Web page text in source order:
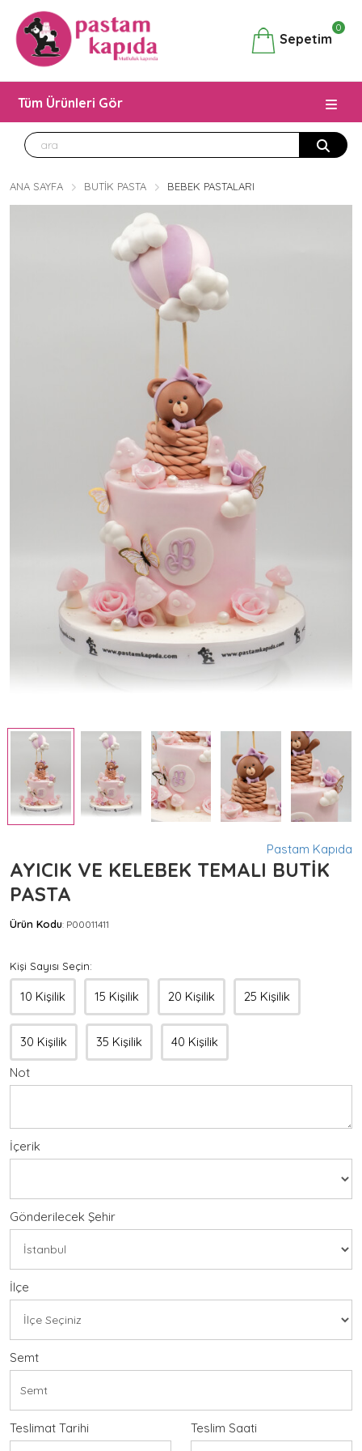
Sepetim
0
Tüm Ürünleri Gör
ANA SAYFA BUTIK PASTA BEBEK PASTALARI
Pastam Kapıda
AYICIK VE KELEBEK TEMALI BUTİK
PASTA
Ürün Kodu: P00011411
Kişi Sayısı Seçin:
10 Kişilik 15 Kişilik 20 Kişilik 25 Kişilik
30 Kişilik 35 Kişilik
40 Kişilik
Not
İçerik
Gönderilecek Şehir
İlçe
Semt
Teslimat Tarihi Teslim Saati